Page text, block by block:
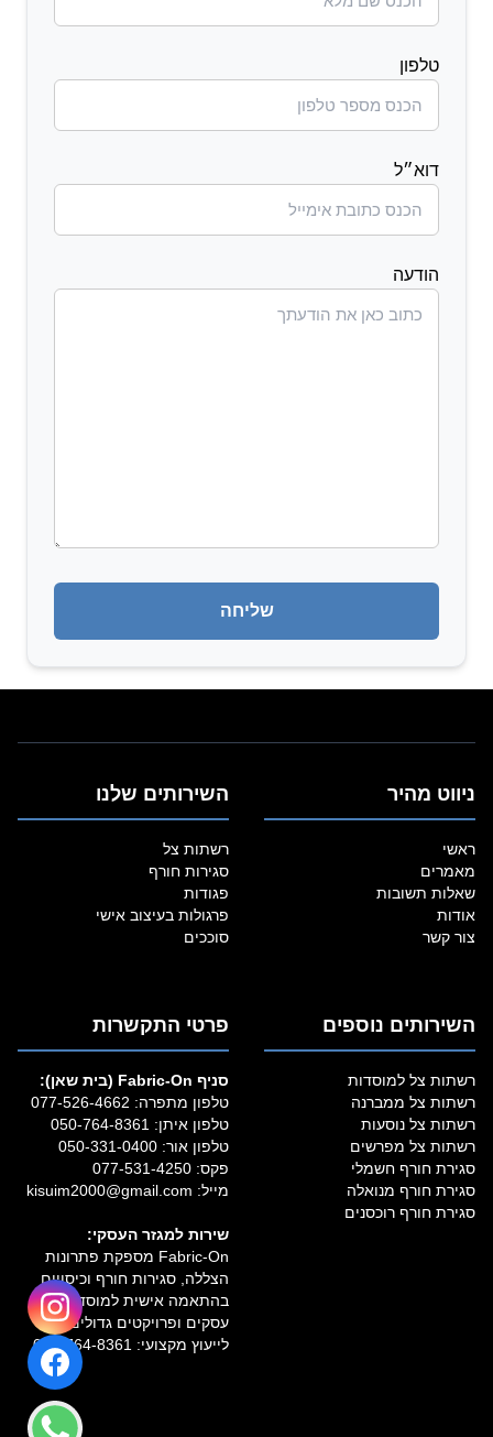
טלפון
דוא״ל
הודעה
ניווט מהיר
ראשי
מאמרים
שאלות תשובות
אודות
צור קשר
השירותים שלנו
רשתות צל
סגירות חורף
פגודות
פרגולות בעיצוב אישי
סוככים
השירותים נוספים
רשתות צל למוסדות
רשתות צל ממברנה
רשתות צל נוסעות
רשתות צל מפרשים
סגירת חורף חשמלי
סגירת חורף מנואלה
סגירת חורף רוכסנים
פרטי התקשרות
סניף Fabric‑On (בית שאן):
טלפון מתפרה: 077-526-4662
טלפון איתן: 050-764-8361
טלפון אור: 050-331-0400
פקס: 077-531-4250
מייל: kisuim2000@gmail.com
שירות למגזר העסקי:
Fabric‑On מספקת פתרונות
הצללה, סגירות חורף וכיסויים
בהתאמה אישית למוסדות,
עסקים ופרויקטים גדולים.
לייעוץ מקצועי: 050-764-8361